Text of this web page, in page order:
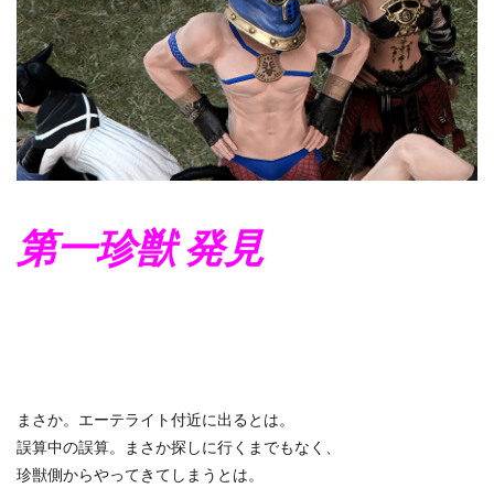
第一珍獣 発見
まさか。エーテライト付近に出るとは。
誤算中の誤算。まさか探しに行くまでもなく、
珍獣側からやってきてしまうとは。